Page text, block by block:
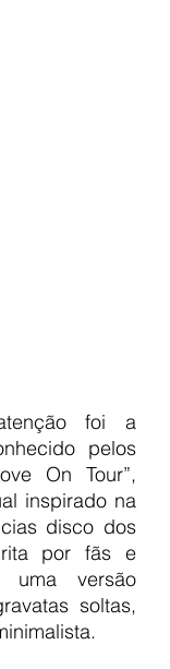
foi a
pelos
On Tour”,
inspirado na
disco dos
por fãs e
uma versão
soltas,